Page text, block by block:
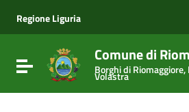
Vai al menu di navigazione
Vai al footer
Regione Liguria
Attiva / disattiva la navigazione
Comune di
Borghi di
Volastra